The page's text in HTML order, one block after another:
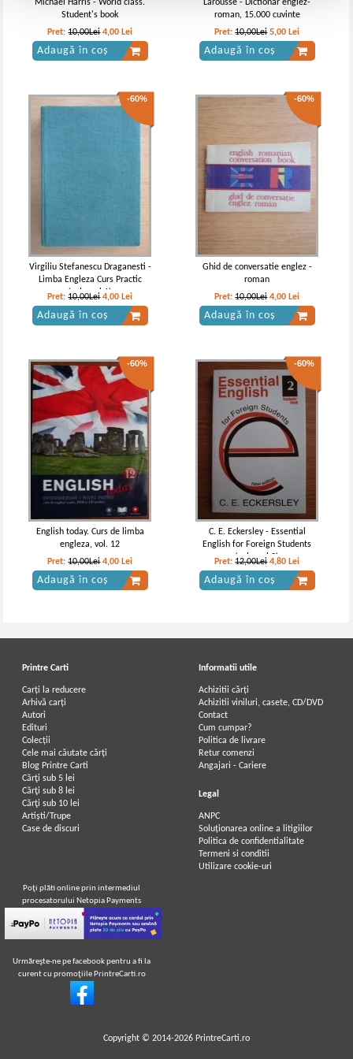
Michael Harris - World class.
Student's book
Pret:10,00Lei 4,00 Lei
Adaugă în coș
Larousse - Dictionar englez-
roman, 15.000 cuvinte
Pret:10,00Lei 5,00 Lei
Adaugă în coș
-60%
Virgiliu Stefanescu Draganesti -
Limba Engleza Curs Practic
(volumul 1)
Pret:10,00Lei 4,00 Lei
Adaugă în coș
-60%
Ghid de conversatie englez -
roman
Pret:10,00Lei 4,00 Lei
Adaugă în coș
-60%
English today. Curs de limba
engleza, vol. 12
Pret:10,00Lei 4,00 Lei
Adaugă în coș
-60%
C. E. Eckersley - Essential
English for Foreign Students
(volumul 2)
Pret:12,00Lei 4,80 Lei
Adaugă în coș
Printre Carti
Carți la reducere
Arhivă carți
Autori
Edituri
Colecții
Cele mai căutate cărți
Blog Printre Carti
Cărţi sub 5 lei
Cărţi sub 8 lei
Cărţi sub 10 lei
Artiști/Trupe
Case de discuri
Informatii utile
Achizitii cărți
Achizitii viniluri, casete, CD/DVD
Contact
Cum cumpar?
Politica de livrare
Retur comenzi
Angajari - Cariere
Legal
ANPC
Soluționarea online a litigiilor
Politica de confidentialitate
Termeni si conditii
Utilizare cookie-uri
Poţi plăti online prin intermediul
procesatorului Netopia Payments
Urmăreşte-ne pe facebook pentru a fi la
curent cu promoţiile PrintreCarti.ro
Copyright © 2014-2026 PrintreCarti.ro